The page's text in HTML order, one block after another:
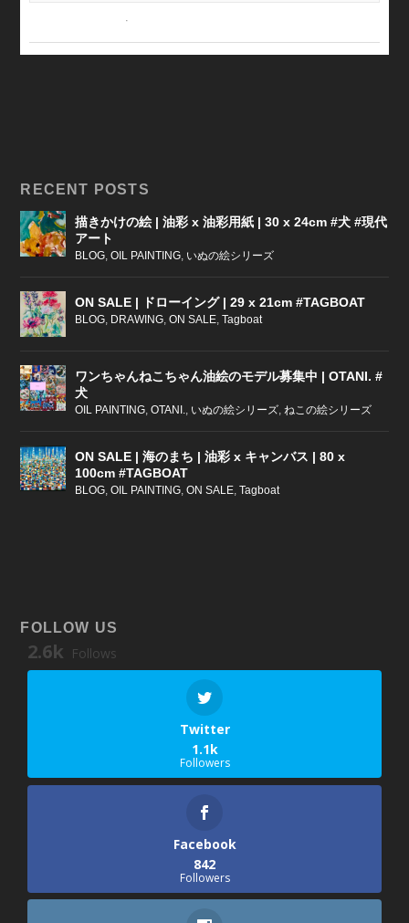
·
RECENT POSTS
描きかけの絵 | 油彩 x 油彩用紙 | 30 x 24cm #犬 #現代
アート
BLOG,OIL PAINTING, いぬの絵シリーズ
ON SALE | ドローイング | 29 x 21cm #TAGBOAT
BLOG, DRAWING,ON SALE,Tagboat
ワンちゃんねこちゃん油絵のモデル募集中 | OTANI. #
犬
OIL PAINTING,OTANI., いぬの絵シリーズ,ねこの絵シリーズ
ON SALE | 海のまち | 油彩 x キャンバス | 80 x
100cm #TAGBOAT
BLOG,OIL PAINTING,ON SALE,Tagboat
FOLLOW US
2.6k Follows
Twitter
1.1k
Followers
Facebook
842
Followers